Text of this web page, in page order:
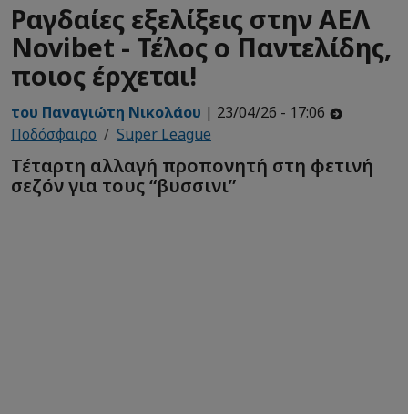
Ραγδαίες εξελίξεις στην ΑΕΛ
Novibet - Τέλος ο Παντελίδης,
ποιος έρχεται!
του Παναγιώτη Νικολάου | 23/04/26 - 17:06
Ποδόσφαιρο
Super League
Τέταρτη αλλαγή προπονητή στη φετινή
σεζόν για τους “βυσσινι”